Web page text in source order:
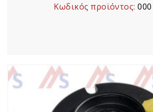
Κωδικός προϊόντος: